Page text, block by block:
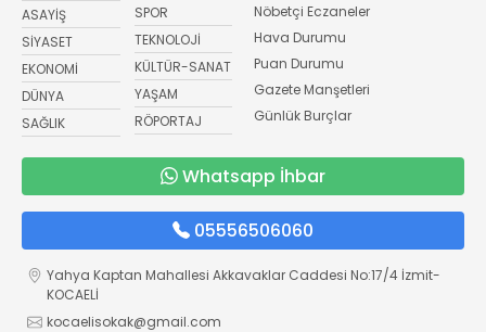
ASAYİŞ
SİYASET
EKONOMİ
DÜNYA
SAĞLIK
SPOR
TEKNOLOJİ
KÜLTÜR-SANAT
YAŞAM
RÖPORTAJ
Nöbetçi Eczaneler
Hava Durumu
Puan Durumu
Gazete Manşetleri
Günlük Burçlar
Whatsapp İhbar
05556506060
Yahya Kaptan Mahallesi Akkavaklar Caddesi No:17/4 İzmit-
KOCAELİ
kocaelisokak@gmail.com